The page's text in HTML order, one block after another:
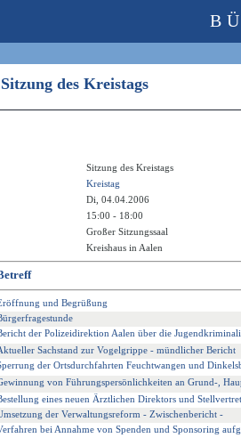
des Kreistags
Sitzung des Kreistags
Kreistag
Di, 04.04.2006
15:00 - 18:00
Großer Sitzungssaal
Kreishaus in Aalen
und Begrüßung
der Polizeidirektion Aalen über die
Sachstand zur Vogelgrippe - mündlicher Bericht
der Ortsdurchfahrten Feuchtwangen und
von Führungspersönlichkeiten an Grund-,
eines neuen Ärztlichen Direktors und
der Verwaltungsreform - Zwischenbericht -
bei Annahme von Spenden und Sponsoring